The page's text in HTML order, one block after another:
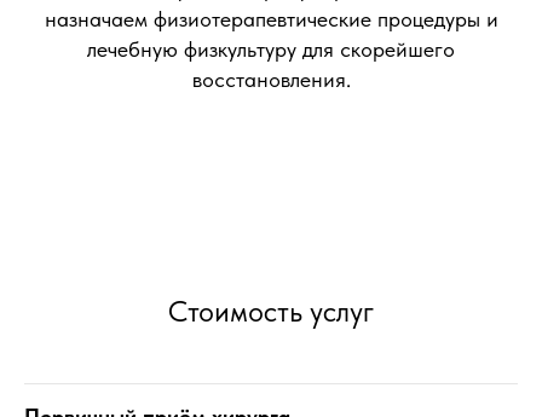
назначаем физиотерапевтические процедуры и
лечебную физкультуру для скорейшего
восстановления.
Стоимость услуг